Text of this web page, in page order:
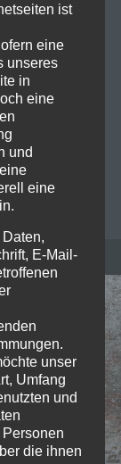
die
Abend. Es
Leben
in eine…
ist
eine
unseres
in
eine
und
eine
E-Mail-
unser
Umfang
und
die ihnen